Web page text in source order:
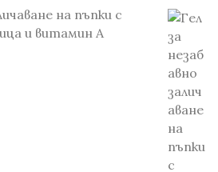
на пъпки с
и витамин А